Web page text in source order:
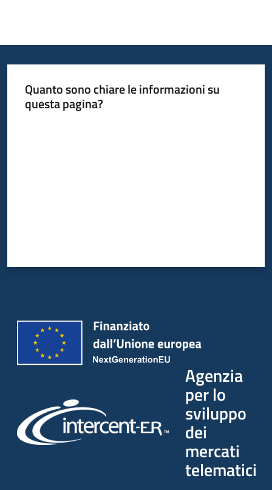
Quanto sono chiare le informazioni su
questa pagina?
Agenzia
per lo
sviluppo
dei
mercati
telematici